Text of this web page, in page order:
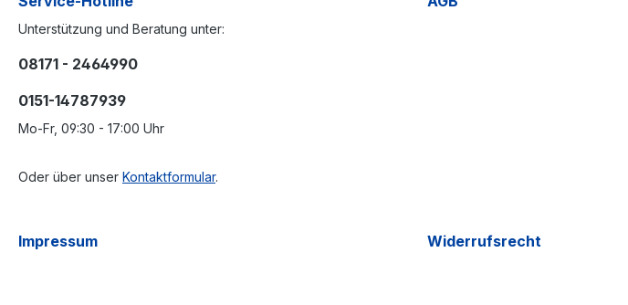
Unterstützung und Beratung unter:
08171 - 2464990
0151-14787939
Mo-Fr, 09:30 - 17:00 Uhr
Oder über unser Kontaktformular.
Impressum Widerrufsrecht